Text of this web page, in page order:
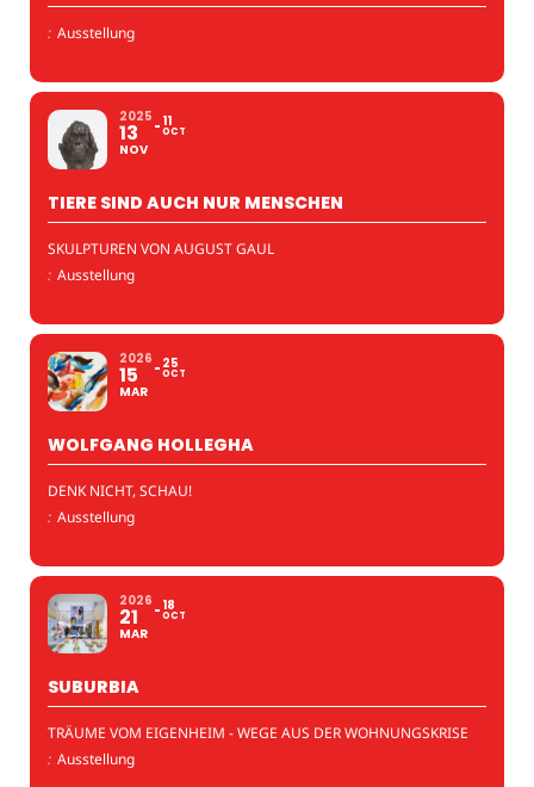
: Ausstellung
2025
13
NOV
11
OCT
TIERE SIND AUCH NUR MENSCHEN
SKULPTUREN VON AUGUST GAUL
: Ausstellung
2026
15
MAR
25
OCT
WOLFGANG HOLLEGHA
DENK NICHT, SCHAU!
: Ausstellung
2026
21
MAR
18
OCT
SUBURBIA
TRÄUME VOM EIGENHEIM - WEGE AUS DER WOHNUNGSKRISE
: Ausstellung